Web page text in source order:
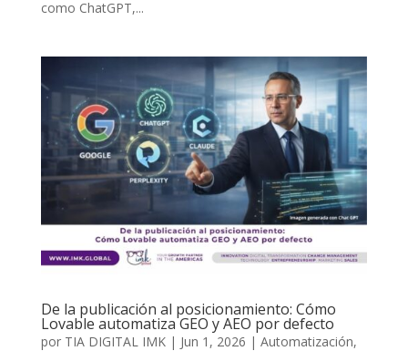
como ChatGPT,...
De la publicación al posicionamiento: Cómo
Lovable automatiza GEO y AEO por defecto
por TIA DIGITAL IMK| Jun 1, 2026 | Automatización,